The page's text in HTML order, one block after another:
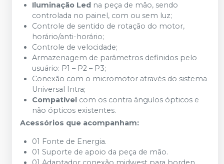
Iluminação Led na peça de mão, sendo
controlada no painel, com ou sem luz;
Controle de sentido de rotação do motor,
horário/anti-horário;
Controle de velocidade;
Armazenagem de parâmetros definidos pelo
usuário: P1 – P2 – P3;
Conexão com o micromotor através do sistema
Universal Intra;
Compatível com os contra ângulos ópticos e
não ópticos existentes.
Acessórios que acompanham:
01 Fonte de Energia.
01 Suporte de apoio da peça de mão.